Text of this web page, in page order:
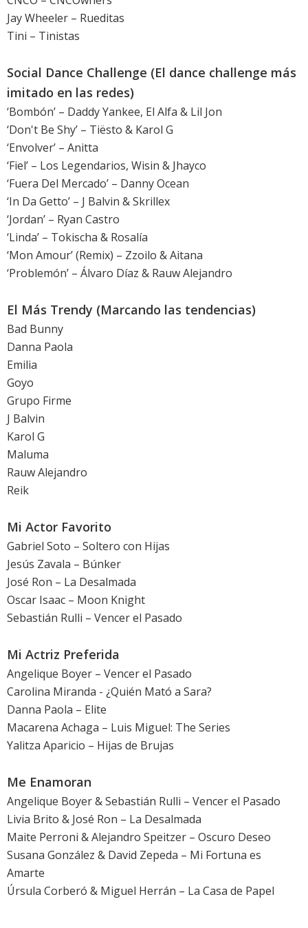
Jay Wheeler – Rueditas
Tini – Tinistas
Social Dance Challenge (El dance challenge más
imitado en las redes)
‘Bombón’ – Daddy Yankee, El Alfa & Lil Jon
‘Don't Be Shy’ – Tiësto & Karol G
‘Envolver’ – Anitta
‘Fiel’ – Los Legendarios, Wisin & Jhayco
‘Fuera Del Mercado’ – Danny Ocean
‘In Da Getto’ – J Balvin & Skrillex
‘Jordan’ – Ryan Castro
‘Linda’ – Tokischa & Rosalía
‘Mon Amour’ (Remix) – Zzoilo & Aitana
‘Problemón’ – Álvaro Díaz & Rauw Alejandro
El Más Trendy (Marcando las tendencias)
Bad Bunny
Danna Paola
Emilia
Goyo
Grupo Firme
J Balvin
Karol G
Maluma
Rauw Alejandro
Reik
Mi Actor Favorito
Gabriel Soto – Soltero con Hijas
Jesús Zavala – Búnker
José Ron – La Desalmada
Oscar Isaac – Moon Knight
Sebastián Rulli – Vencer el Pasado
Mi Actriz Preferida
Angelique Boyer – Vencer el Pasado
Carolina Miranda - ¿Quién Mató a Sara?
Danna Paola – Elite
Macarena Achaga – Luis Miguel: The Series
Yalitza Aparicio – Hijas de Brujas
Me Enamoran
Angelique Boyer & Sebastián Rulli – Vencer el Pasado
Livia Brito & José Ron – La Desalmada
Maite Perroni & Alejandro Speitzer – Oscuro Deseo
Susana González & David Zepeda – Mi Fortuna es
Amarte
Úrsula Corberó & Miguel Herrán – La Casa de Papel